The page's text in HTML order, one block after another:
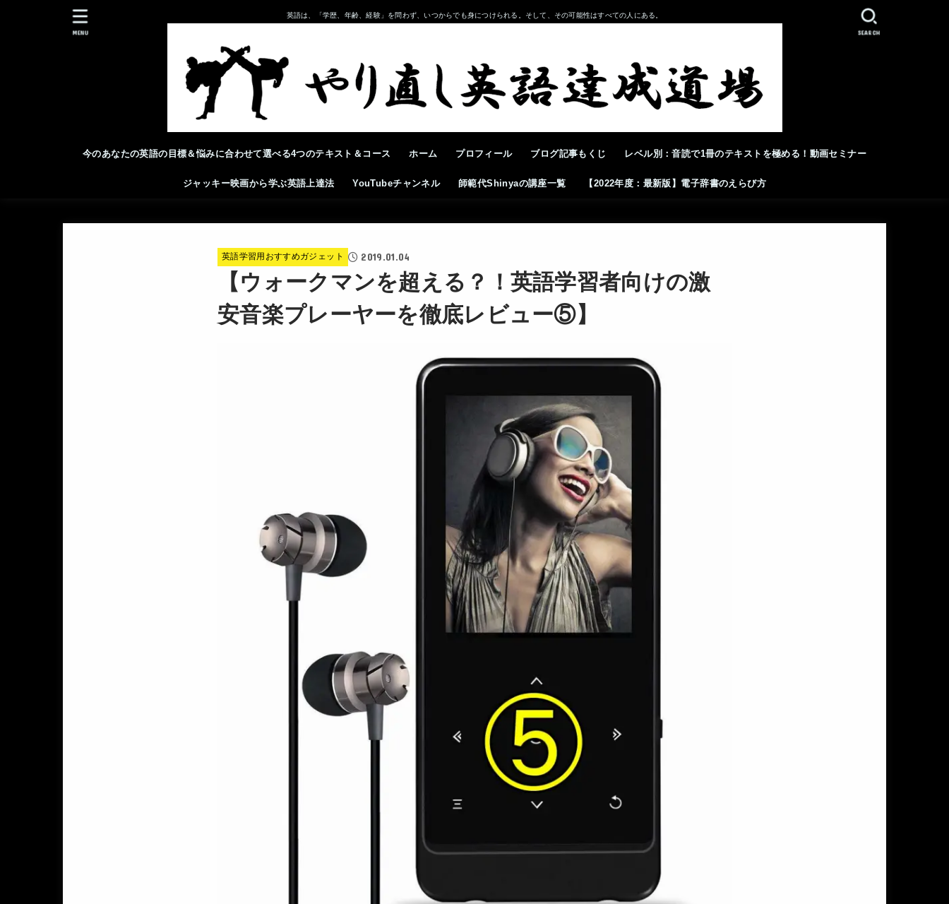
英語は、「学歴、年齢、経験」を問わず、いつからでも身につけられる。そして、その可能性はすべての人にある。
今のあなたの英語の目標＆悩みに合わせて選べる4つのテキスト＆コース ホーム プロフィール ブログ記事もくじ レベル別：音読で1冊のテキストを極める！動画セミナー
ジャッキー映画から学ぶ英語上達法 YouTubeチャンネル 師範代Shinyaの講座一覧 【2022年度：最新版】電子辞書のえらび方
SEARCH
MENU
英語学習用おすすめガジェット 2019.01.04
【ウォークマンを超える？！英語学習者向けの激
安音楽プレーヤーを徹底レビュー⑤】